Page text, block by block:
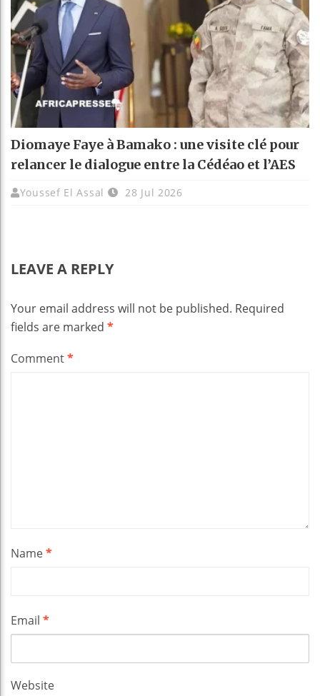
Diomaye Faye à Bamako : une visite clé pour
relancer le dialogue entre la Cédéao et l’AES
Youssef El Assal 28 Jul 2026
LEAVE A REPLY
Your email address will not be published. Required
fields are marked *
Comment*
Name*
Email *
Website